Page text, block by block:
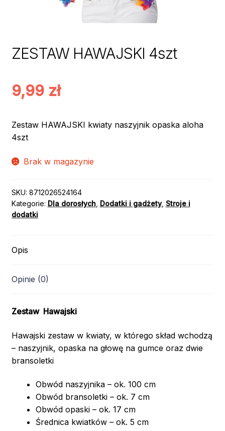
ZESTAW HAWAJSKI 4szt
9,99 zł
Zestaw HAWAJSKI kwiaty naszyjnik opaska aloha
4szt
Brak w magazynie
SKU: 8712026524164
Kategorie: Dla dorosłych, Dodatki i gadżety, Stroje i
dodatki
Opis
Opinie (0)
Zestaw Hawajski
Hawajski zestaw w kwiaty, w którego skład wchodzą
– naszyjnik, opaska na głowę na gumce oraz dwie
bransoletki
Obwód naszyjnika – ok. 100 cm
Obwód bransoletki – ok. 7 cm
Obwód opaski – ok. 17 cm
Średnica kwiatków – ok. 5 cm